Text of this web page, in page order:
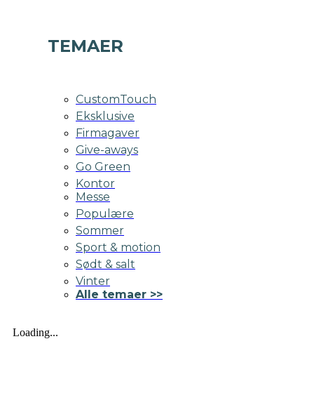
TEMAER
CustomTouch
Eksklusive
Firmagaver
Give-aways
Go Green
Kontor
Messe
Populære
Sommer
Sport & motion
Sødt & salt
Vinter
Alle temaer >>
Loading...